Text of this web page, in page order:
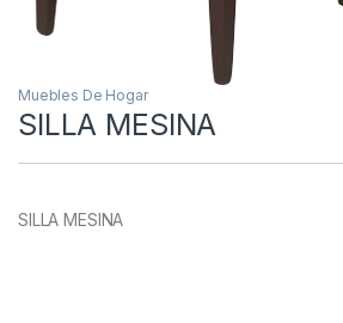
Muebles De Hogar
SILLA MESINA
SILLA MESINA